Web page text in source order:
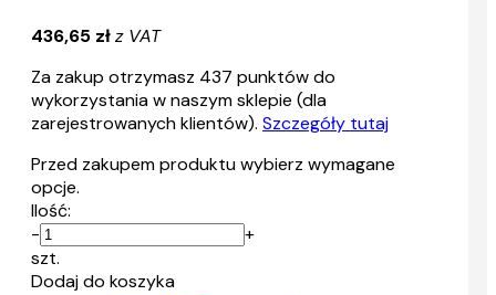
436,65 złz VAT
Za zakup otrzymasz 437 punktów do
wykorzystania w naszym sklepie (dla
zarejestrowanych klientów). Szczegóły tutaj
Przed zakupem produktu wybierz wymagane
opcje.
Ilość:
-
+
szt.
Dodaj do koszyka